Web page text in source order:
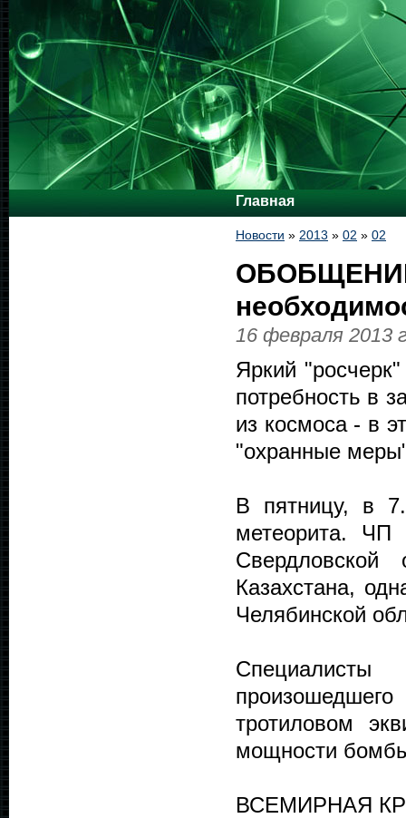
Главная
Новости » 2013 » 02 » 02
ОБОБЩЕНИЕ
16 февраля 2013
Яркий
потребность в
из космоса - в
"охранные
В пятницу, в
метеорита. ЧП
Казахстана,
Челябинской
тротиловом
мощности
ВСЕМИРНАЯ